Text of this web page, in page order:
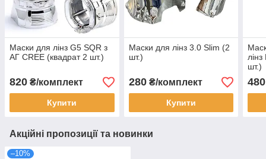
Маски для лінз G5 SQR з
АГ CREE (квадрат 2 шт.)
820 ₴/комплект
Купити
Маски для лінз 3.0 Slim (2
шт.)
280₴/комплект
Купити
шт.)
480
Акційні пропозиції та новинки
–10%